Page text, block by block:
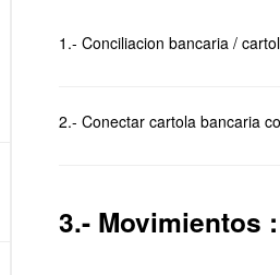
1.- Conciliacion bancaria /
2.- Conectar cartola bancaria
3.- Movimientos